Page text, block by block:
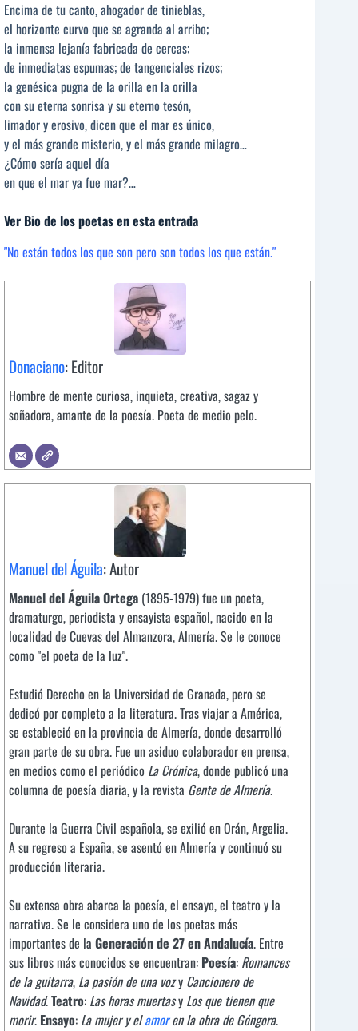
Encima de tu canto, ahogador de tinieblas,
el horizonte curvo que se agranda al arribo;
la inmensa lejanía fabricada de cercas;
de inmediatas espumas; de tangenciales rizos;
la genésica pugna de la orilla en la orilla
con su eterna sonrisa y su eterno tesón,
limador y erosivo, dicen que el mar es único,
y el más grande misterio, y el más grande milagro…
¿Cómo sería aquel día
en que el mar ya fue mar?…
Ver Bio de los poetas en esta entrada
"No están todos los que son pero son todos los que están."
Donaciano: Editor
Hombre de mente curiosa, inquieta, creativa, sagaz y
soñadora, amante de la poesía. Poeta de medio pelo.
Manuel del Águila: Autor
Manuel del Águila Ortega (1895-1979) fue un poeta,
dramaturgo, periodista y ensayista español, nacido en la
localidad de Cuevas del Almanzora, Almería. Se le conoce
como "el poeta de la luz".
Estudió Derecho en la Universidad de Granada, pero se
dedicó por completo a la literatura. Tras viajar a América,
se estableció en la provincia de Almería, donde desarrolló
gran parte de su obra. Fue un asiduo colaborador en prensa,
en medios como el periódico La Crónica, donde publicó una
columna de poesía diaria, y la revista Gente de Almería.
Durante la Guerra Civil española, se exilió en Orán, Argelia.
A su regreso a España, se asentó en Almería y continuó su
producción literaria.
Su extensa obra abarca la poesía, el ensayo, el teatro y la
narrativa. Se le considera uno de los poetas más
importantes de la Generación de 27 en Andalucía. Entre
sus libros más conocidos se encuentran: Poesía: Romances
de la guitarra, La pasión de una vozy Cancionero de
Navidad.Teatro: Las horas muertasy Los que tienen que
morir. Ensayo: La mujer y elamoren la obra de Góngora.